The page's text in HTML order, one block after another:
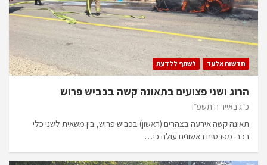
חדשות אלעד לשתף ללדעת
הרוג ושני פצועים בתאונה קשה בכביש פרוש
כ״ג באייר ה׳תשפ״ו
תאונה קשה אירעה בצהרים (ראשון) בכביש פרוש, בין משאית לשני כלי
רכב. מפרטים ראשונים עולה כי…